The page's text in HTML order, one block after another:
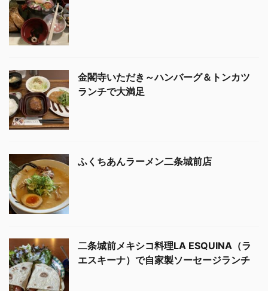
金閣寺いただき～ハンバーグ＆トンカツ
ランチで大満足
ふくちあんラーメン二条城前店
二条城前メキシコ料理LA ESQUINA（ラ
エスキーナ）で自家製ソーセージランチ